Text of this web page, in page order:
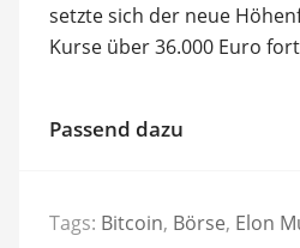
setzte sich der neue
Kurse über 36.000 Euro
Passend dazu
Tags: Bitcoin, Börse, Elon